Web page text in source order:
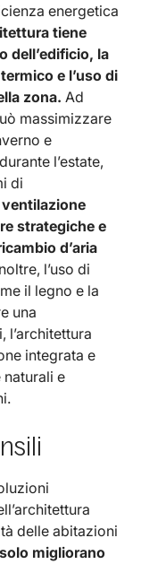
energetica
tiene
dell’edificio, la
e l’uso di
zona.Ad
massimizzare
e
l’estate,
di
ventilazione
strategiche e
d’aria
l’uso di
il legno e la
una
l’architettura
integrata e
e
delle abitazioni
migliorano